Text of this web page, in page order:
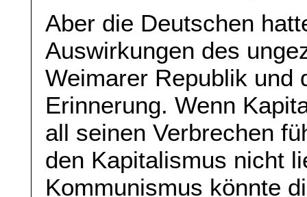
Aber die Deutschen
Auswirkungen des
Weimarer Republik und
Erinnerung. Wenn
all seinen Verbrechen
den Kapitalismus nicht
Kommunismus könnte